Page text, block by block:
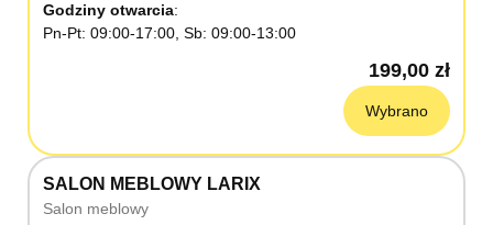
Godziny otwarcia
Pn-Pt: 09:00-17:00, Sb: 09:00-13:00
199,00 zł
Wybrano
SALON MEBLOWY LARIX
Salon meblowy